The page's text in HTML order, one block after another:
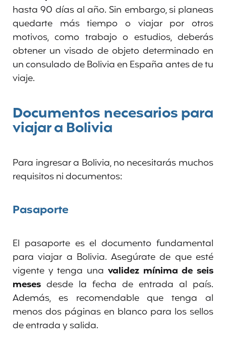
hasta 90 días al año. Sin embargo, si planeas
quedarte más tiempo o viajar por otros
motivos, como trabajo o estudios, deberás
obtener un visado de objeto determinado en
un consulado de Bolivia en España antes de tu
viaje.
Documentos necesarios para
viajar a Bolivia
Para ingresar a Bolivia, no necesitarás muchos
requisitos ni documentos:
Pasaporte
El pasaporte es el documento fundamental
para viajar a Bolivia. Asegúrate de que esté
vigente y tenga una validez mínima de seis
meses desde la fecha de entrada al país.
Además, es recomendable que tenga al
menos dos páginas en blanco para los sellos
de entrada y salida.